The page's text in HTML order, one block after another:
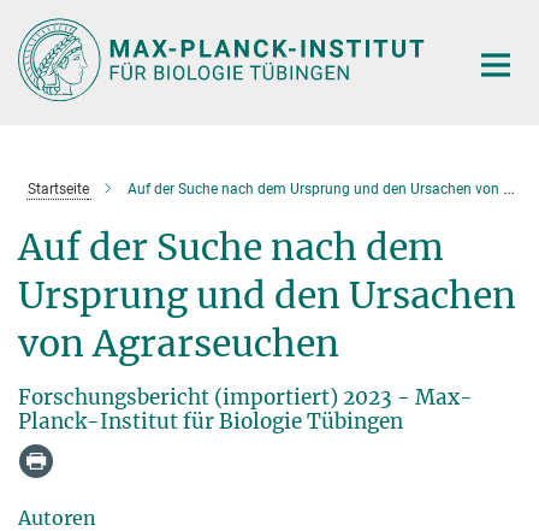
Hauptinhalt
Startseite Auf der Suche nach dem Ursprung und den Ursachen von Agrarseuchen
Auf der Suche nach dem
Ursprung und den Ursachen
von Agrarseuchen
Forschungsbericht (importiert) 2023 - Max-
Planck-Institut für Biologie Tübingen
Autoren